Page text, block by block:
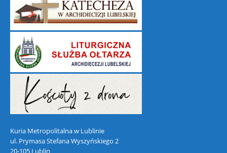
Kuria Metropolitalna w Lublinie
ul. Prymasa Stefana Wyszyńskiego 2
20-105 Lublin